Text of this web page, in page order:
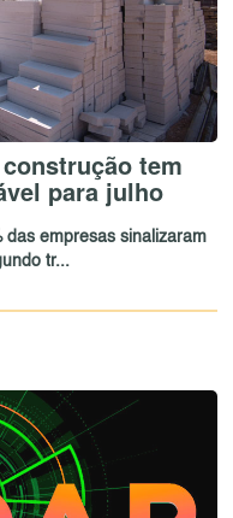
tem
para julho
das empresas sinalizaram
tr...